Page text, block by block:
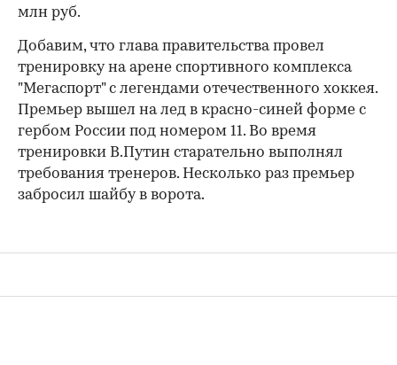
млн руб.
Добавим, что глава правительства провел
тренировку на арене спортивного комплекса
"Мегаспорт" с легендами отечественного хоккея.
Премьер вышел на лед в красно-синей форме с
гербом России под номером 11. Во время
тренировки В.Путин старательно выполнял
требования тренеров. Несколько раз премьер
забросил шайбу в ворота.